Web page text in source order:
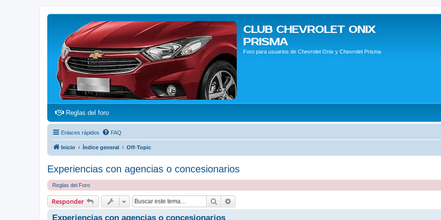
CLUB CHEVROLET ONIX
PRISMA
Foro para usuarios de Chevrolet Onix y Chevrolet Prisma
Reglas del foro(Opens a new tab)
Enlaces rápidos FAQ
Inicio Índice general Off-Topic
Experiencias con agencias o concesionarios
Reglas del Foro
Responder Buscar
Experiencias con agencias o concesionarios